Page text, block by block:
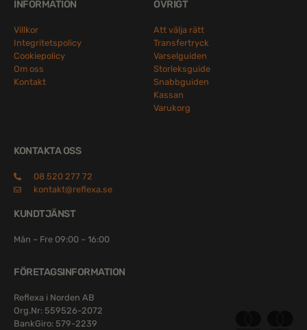
INFORMATION
Villkor
Integritetspolicy
Cookiepolicy
Om oss
Kontakt
ÖVRIGT
Att välja rätt
Transfertryck
Varselguiden
Storleksguide
Snabbguiden
Kassan
Varukorg
KONTAKTA OSS
08 520 277 72
kontakt@reflexa.se
KUNDTJÄNST
Mån – Fre 09:00 – 16:00
FÖRETAGSINFORMATION
Reflexa i Norden AB
Org.Nr: 559526-2072
BankGiro: 579-2239